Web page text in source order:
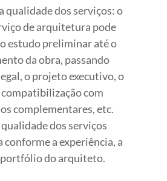
qualidade dos serviços: o
de arquitetura pode
estudo preliminar até o
da obra, passando
o projeto executivo, o
com
complementares, etc.
dos serviços
a experiência, a
portfólio do arquiteto.